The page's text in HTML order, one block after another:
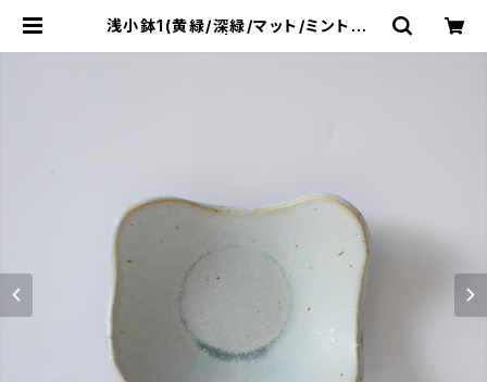
浅小鉢1(黄緑/深緑/マット/ミントグリ